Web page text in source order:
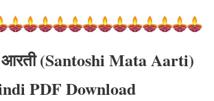
आरती(Santoshi Mata Aarti)
PDF Download